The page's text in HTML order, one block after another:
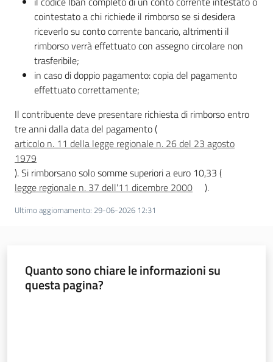
Novità
Leggi Atti Bandi
Progetti
cointestato a chi richiede il rimborso se si desidera
riceverlo su conto corrente bancario, altrimenti il
rimborso verrà effettuato con assegno circolare non
trasferibile;
in caso di doppio pagamento: copia del pagamento
effettuato correttamente;
Il contribuente deve presentare richiesta di rimborso entro
tre anni dalla data del pagamento (
articolo n. 11 della legge regionale n. 26 del 23 agosto
1979
). Si rimborsano solo somme superiori a euro 10,33 (
legge regionale n. 37 dell'11 dicembre 2000
).
Ultimo aggiornamento: 29-06-2026 12:31
Quanto sono chiare le informazioni su
questa pagina?